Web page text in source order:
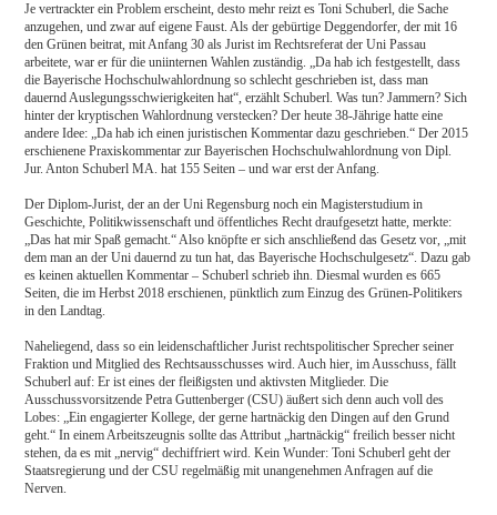
Je vertrackter ein Problem erscheint, desto mehr reizt es Toni Schuberl, die Sache
anzugehen, und zwar auf eigene Faust. Als der gebürtige Deggendorfer, der mit 16
den Grünen beitrat, mit Anfang 30 als Jurist im Rechtsreferat der Uni Passau
arbeitete, war er für die uniinternen Wahlen zuständig. „Da hab ich festgestellt, dass
die Bayerische Hochschulwahlordnung so schlecht geschrieben ist, dass man
dauernd Auslegungsschwierigkeiten hat“, erzählt Schuberl. Was tun? Jammern? Sich
hinter der kryptischen Wahlordnung verstecken? Der heute 38-Jährige hatte eine
andere Idee: „Da hab ich einen juristischen Kommentar dazu geschrieben.“ Der 2015
erschienene Praxiskommentar zur Bayerischen Hochschulwahlordnung von Dipl.
Jur. Anton Schuberl MA. hat 155 Seiten – und war erst der Anfang.
Der Diplom-Jurist, der an der Uni Regensburg noch ein Magisterstudium in
Geschichte, Politikwissenschaft und öffentliches Recht draufgesetzt hatte, merkte:
„Das hat mir Spaß gemacht.“ Also knöpfte er sich anschließend das Gesetz vor, „mit
dem man an der Uni dauernd zu tun hat, das Bayerische Hochschulgesetz“. Dazu gab
es keinen aktuellen Kommentar – Schuberl schrieb ihn. Diesmal wurden es 665
Seiten, die im Herbst 2018 erschienen, pünktlich zum Einzug des Grünen-Politikers
in den Landtag.
Naheliegend, dass so ein leidenschaftlicher Jurist rechtspolitischer Sprecher seiner
Fraktion und Mitglied des Rechtsausschusses wird. Auch hier, im Ausschuss, fällt
Schuberl auf: Er ist eines der fleißigsten und aktivsten Mitglieder. Die
Ausschussvorsitzende Petra Guttenberger (CSU) äußert sich denn auch voll des
Lobes: „Ein engagierter Kollege, der gerne hartnäckig den Dingen auf den Grund
geht.“ In einem Arbeitszeugnis sollte das Attribut „hartnäckig“ freilich besser nicht
stehen, da es mit „nervig“ dechiffriert wird. Kein Wunder: Toni Schuberl geht der
Staatsregierung und der CSU regelmäßig mit unangenehmen Anfragen auf die
Nerven.